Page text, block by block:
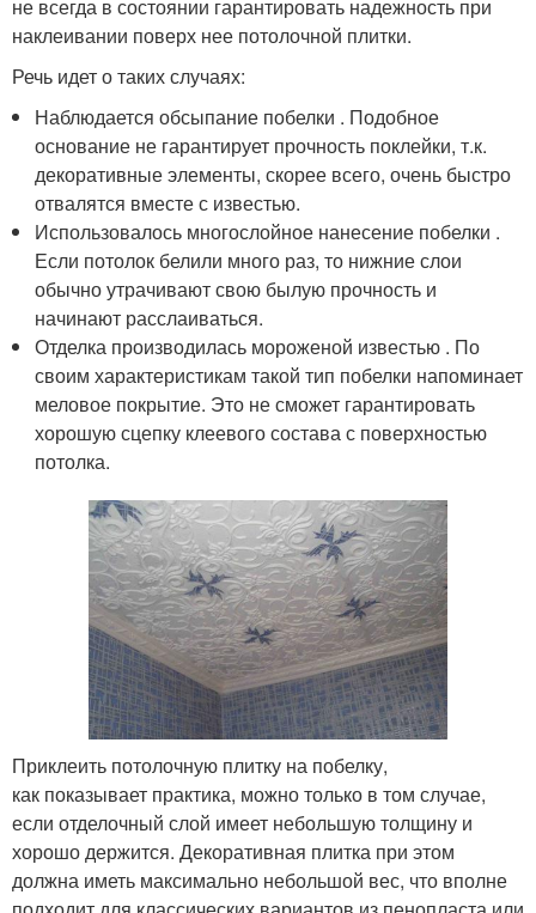
не всегда в состоянии гарантировать надежность при
наклеивании поверх нее потолочной плитки.
Речь идет о таких случаях:
Наблюдается обсыпание побелки . Подобное
основание не гарантирует прочность поклейки, т.к.
декоративные элементы, скорее всего, очень быстро
отвалятся вместе с известью.
Использовалось многослойное нанесение побелки .
Если потолок белили много раз, то нижние слои
обычно утрачивают свою былую прочность и
начинают расслаиваться.
Отделка производилась мороженой известью . По
своим характеристикам такой тип побелки напоминает
меловое покрытие. Это не сможет гарантировать
хорошую сцепку клеевого состава с поверхностью
потолка.
Приклеить потолочную плитку на побелку,
как показывает практика, можно только в том случае,
если отделочный слой имеет небольшую толщину и
хорошо держится. Декоративная плитка при этом
должна иметь максимально небольшой вес, что вполне